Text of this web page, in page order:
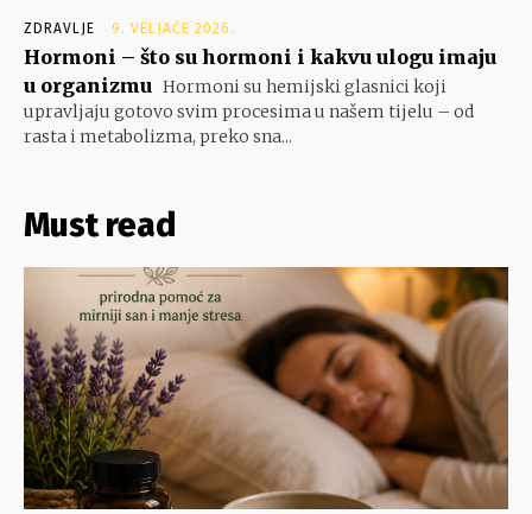
ZDRAVLJE 9. VELJAČE 2026.
Hormoni – što su hormoni i kakvu ulogu imaju
u organizmu Hormoni su hemijski glasnici koji
upravljaju gotovo svim procesima u našem tijelu – od
rasta i metabolizma, preko sna...
Must read